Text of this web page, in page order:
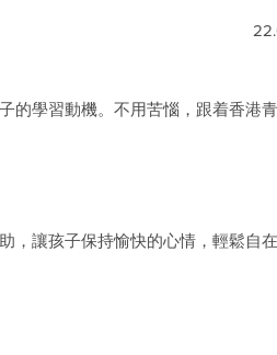
的學習動機。不用苦惱，跟着香港
，讓孩子保持愉快的心情，輕鬆自